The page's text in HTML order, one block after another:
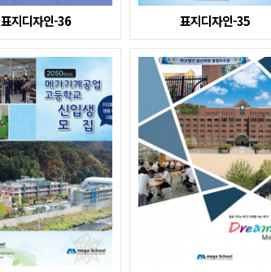
표지디자인-36 표지디자인-35